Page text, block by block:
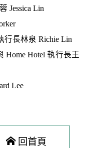
Jessica Lin
行長林泉 Richie Lin
Home Hotel 執行長王
Lee
回首頁